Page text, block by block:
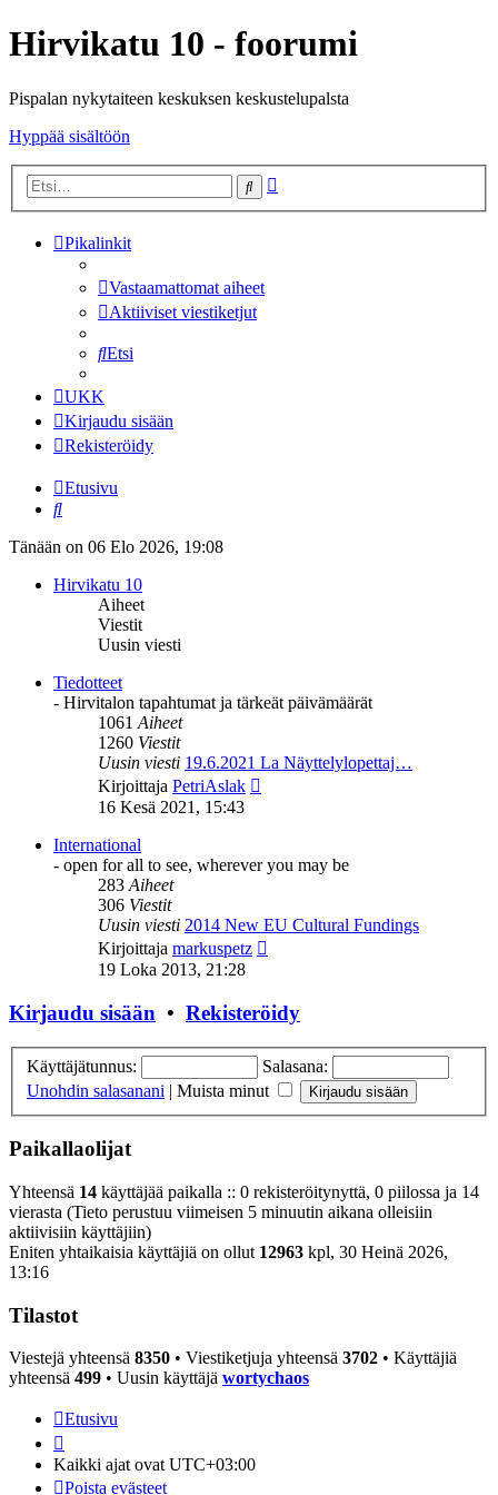
Hirvikatu 10 - foorumi
Pispalan nykytaiteen keskuksen keskustelupalsta
Hyppää sisältöön
Etsi
Pikalinkit
Vastaamattomat aiheet
Aktiiviset viestiketjut
Etsi
UKK
Kirjaudu sisään
Rekisteröidy
Etusivu
Etsi
Tänään on 06 Elo 2026, 19:08
Hirvikatu 10
Aiheet
Viestit
Uusin viesti
Tiedotteet
- Hirvitalon tapahtumat ja tärkeät päivämäärät
1061Aiheet
1260 Viestit
Uusin viesti 19.6.2021 La Näyttelylopettaj…
Kirjoittaja PetriAslak
16 Kesä 2021, 15:43
International
- open for all to see, wherever you may be
283Aiheet
306 Viestit
Uusin viesti 2014 New EU Cultural Fundings
Kirjoittaja markuspetz
19 Loka 2013, 21:28
Kirjaudu sisään • Rekisteröidy
Käyttäjätunnus:
Salasana:
Unohdin salasanani | Muista minut
Paikallaolijat
Yhteensä 14 käyttäjää paikalla :: 0 rekisteröitynyttä, 0 piilossa ja 14
vierasta (Tieto perustuu viimeisen 5 minuutin aikana olleisiin
aktiivisiin käyttäjiin)
Eniten yhtaikaisia käyttäjiä on ollut 12963 kpl, 30 Heinä 2026,
13:16
Tilastot
Viestejä yhteensä 8350 • Viestiketjuja yhteensä 3702 • Käyttäjiä
yhteensä 499 • Uusin käyttäjä wortychaos
Etusivu
Kaikki ajat ovat UTC+03:00
Poista evästeet